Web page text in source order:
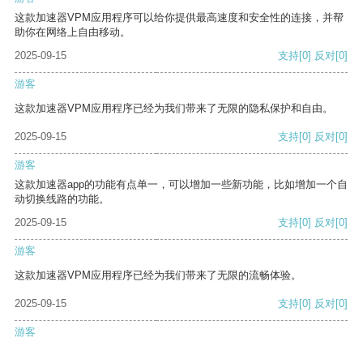
这款加速器VPM应用程序可以给你提供最高速度和安全性的连接，并帮
助你在网络上自由移动。
2025-09-15
支持[0] 反对[0]
游客
这款加速器VPM应用程序已经为我们带来了无限的隐私保护和自由。
2025-09-15 支持[0] 反对[0]
游客
这款加速器app的功能有点单一，可以增加一些新功能，比如增加一个自
动切换线路的功能。
2025-09-15
支持[0] 反对[0]
游客
这款加速器VPM应用程序已经为我们带来了无限的流畅体验。
2025-09-15 支持[0] 反对[0]
游客